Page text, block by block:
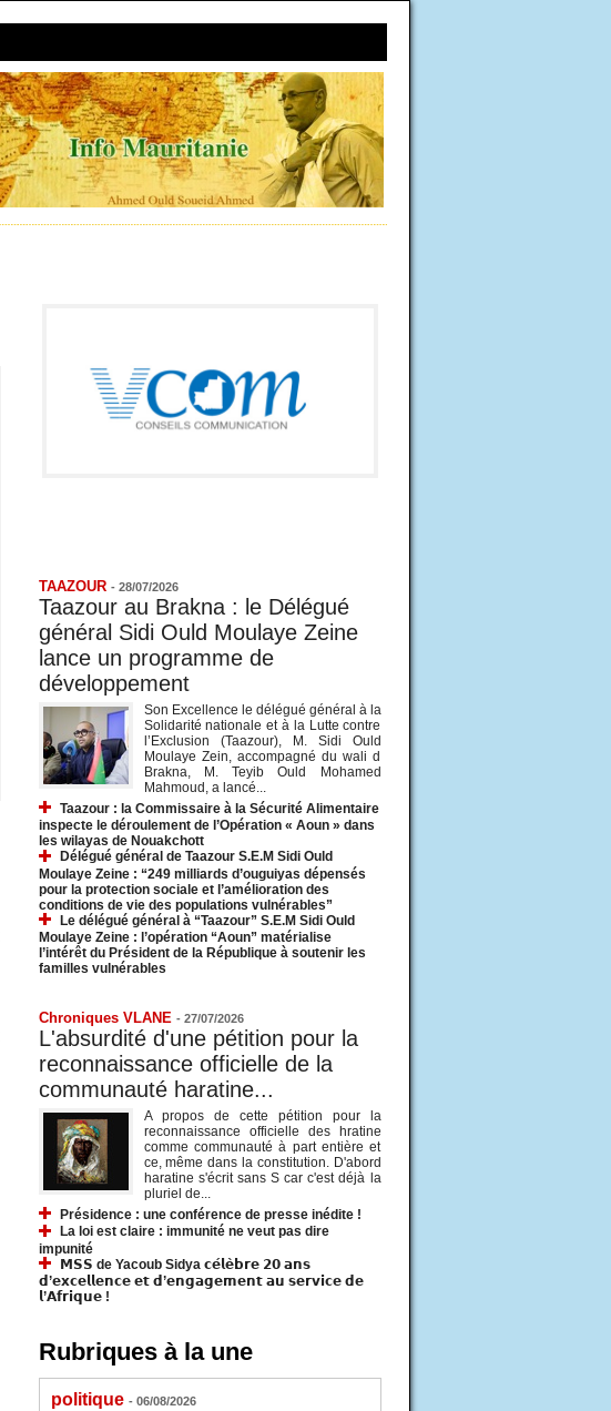
TAAZOUR - 28/07/2026
Taazour au Brakna : le Délégué
général Sidi Ould Moulaye Zeine
lance un programme de
développement
Son Excellence le délégué général à la
Solidarité nationale et à la Lutte contre
l’Exclusion (Taazour), M. Sidi Ould
Moulaye Zein, accompagné du wali d
Brakna, M. Teyib Ould Mohamed
Mahmoud, a lancé...
Taazour : la Commissaire à la Sécurité Alimentaire
inspecte le déroulement de l’Opération « Aoun » dans
les wilayas de Nouakchott
Délégué général de Taazour S.E.M Sidi Ould
Moulaye Zeine : “249 milliards d’ouguiyas dépensés
pour la protection sociale et l’amélioration des
conditions de vie des populations vulnérables”
Le délégué général à “Taazour” S.E.M Sidi Ould
Moulaye Zeine : l’opération “Aoun” matérialise
l’intérêt du Président de la République à soutenir les
familles vulnérables
Chroniques VLANE - 27/07/2026
L'absurdité d'une pétition pour la
reconnaissance officielle de la
communauté haratine...
A propos de cette pétition pour la
reconnaissance officielle des hratine
comme communauté à part entière et
ce, même dans la constitution. D'abord
haratine s'écrit sans S car c'est déjà la
pluriel de...
Présidence : une conférence de presse inédite !
La loi est claire : immunité ne veut pas dire
impunité
𝗠𝗦𝗦 de Yacoub Sidya 𝗰𝗲́𝗹𝗲̀𝗯𝗿𝗲 𝟮𝟬 𝗮𝗻𝘀
𝗱’𝗲𝘅𝗰𝗲𝗹𝗹𝗲𝗻𝗰𝗲 𝗲𝘁 𝗱’𝗲𝗻𝗴𝗮𝗴𝗲𝗺𝗲𝗻𝘁 𝗮𝘂 𝘀𝗲𝗿𝘃𝗶𝗰𝗲 𝗱𝗲
𝗹’𝗔𝗳𝗿𝗶𝗾𝘂𝗲 !
Rubriques à la une
politique - 06/08/2026